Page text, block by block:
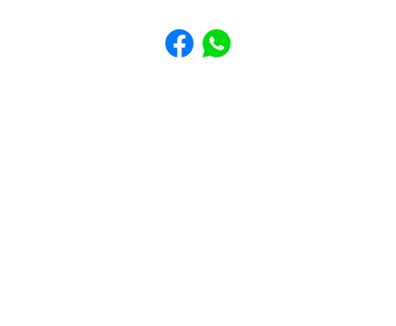
Share to Facebook
Share to WhatsApp